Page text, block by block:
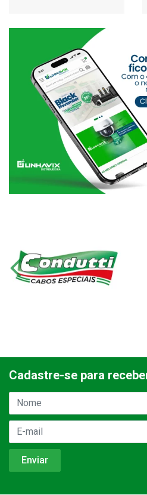
Cadastre-se para